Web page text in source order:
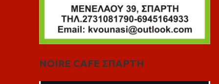
NOIRE CAFE ΣΠΑΡΤΗ